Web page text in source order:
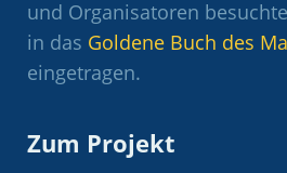
und Organisatoren
in das Goldene Buch des
eingetragen.
Zum Projekt